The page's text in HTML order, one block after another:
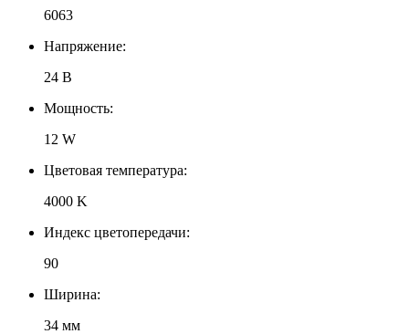
6063
Напряжение:
24 В
Мощность:
12 W
Цветовая температура:
4000 K
Индекс цветопередачи:
90
Ширина:
34 мм